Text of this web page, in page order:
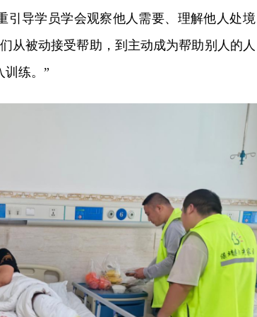
引导学员学会观察他人需要、理解他人处
从被动接受帮助，到主动成为帮助别人的
训练。”